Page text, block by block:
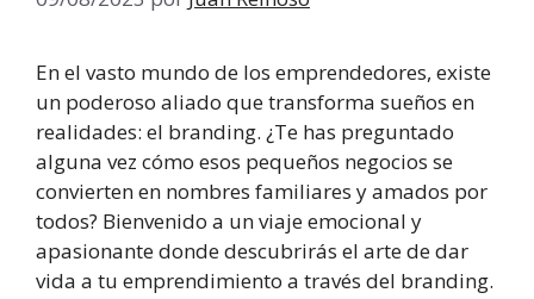
En el vasto mundo de los emprendedores, existe
un poderoso aliado que transforma sueños en
realidades: el branding. ¿Te has preguntado
alguna vez cómo esos pequeños negocios se
convierten en nombres familiares y amados por
todos? Bienvenido a un viaje emocional y
apasionante donde descubrirás el arte de dar
vida a tu emprendimiento a través del branding.